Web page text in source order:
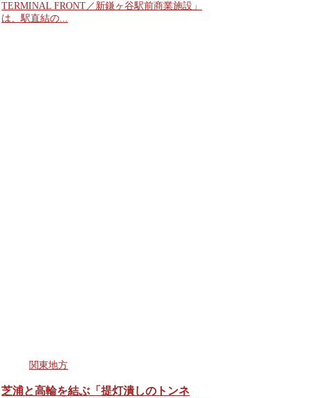
TERMINAL FRONT／新鎌ヶ谷駅前商業施設」
は、駅直結の...
関東地方
芝浦と高輪を結ぶ「提灯潰しのトンネ